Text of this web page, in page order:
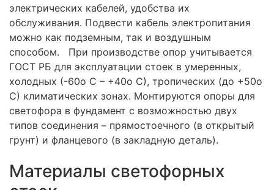
электрических кабелей, удобства их
обслуживания. Подвести кабель электропитания
можно как подземным, так и воздушным
способом. При производстве опор учитывается
ГОСТ РБ для эксплуатации стоек в умеренных,
холодных (-60о С – +40о С), тропических (до +50о
С) климатических зонах. Монтируются опоры для
светофора в фундамент с возможностью двух
типов соединения – прямостоечного (в открытый
грунт) и фланцевого (в закладную деталь).
Материалы светофорных